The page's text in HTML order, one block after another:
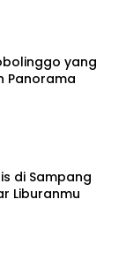
yang
Panorama
di Sampang
Liburanmu